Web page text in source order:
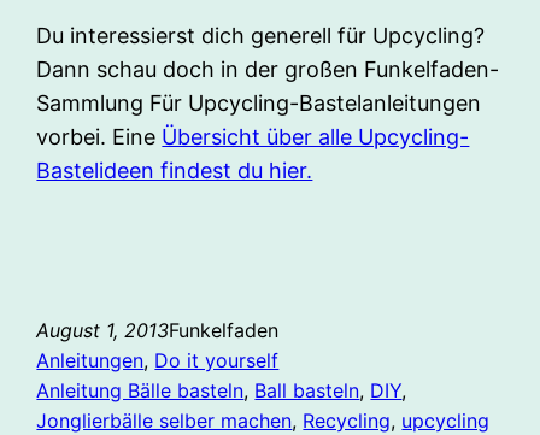
Du interessierst dich generell für Upcycling?
Dann schau doch in der großen Funkelfaden-
Sammlung Für Upcycling-Bastelanleitungen
vorbei. Eine Übersicht über alle Upcycling-
Bastelideen findest du hier.
August 1, 2013Funkelfaden
Anleitungen, Do it yourself
Anleitung Bälle basteln, Ball basteln, DIY
Jonglierbälle selber machen, Recycling, upcycling